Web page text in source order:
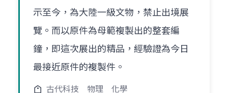
示至今，為大陸一級文物，禁止出境展
覽。而以原件為母範複製出的整套編
鐘，即這次展出的精品，經驗證為今日
最接近原件的複製件。
古代科技 物理 化學